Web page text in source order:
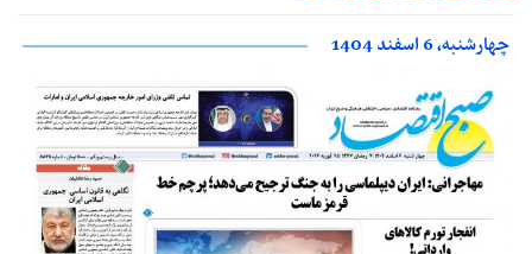
چهارشنبه، 6 اسفند 1404